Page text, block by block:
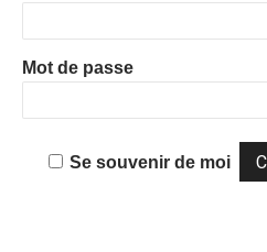
Mot de passe
Se souvenir de moi